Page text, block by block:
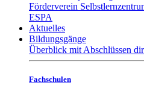
Förderverein
ESPA
Aktuelles
Bildungsgänge
Überblick mit Abschlüssen
Fachschulen